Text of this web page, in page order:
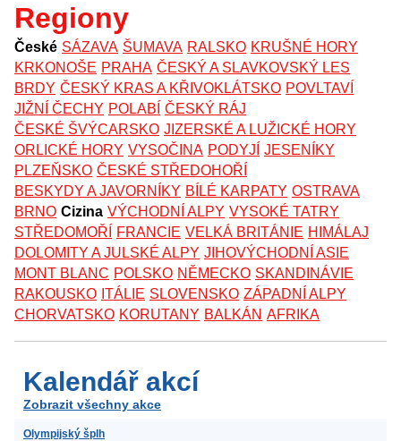
Regiony
České SÁZAVA ŠUMAVA RALSKO KRUŠNÉ HORY
KRKONOŠE PRAHA ČESKÝ A SLAVKOVSKÝ LES
BRDY ČESKÝ KRAS A KŘIVOKLÁTSKO POVLTAVÍ
JIŽNÍ ČECHY POLABÍ ČESKÝ RÁJ
ČESKÉ ŠVÝCARSKO JIZERSKÉ A LUŽICKÉ HORY
ORLICKÉ HORY VYSOČINA PODYJÍ JESENÍKY
PLZEŇSKO ČESKÉ STŘEDOHOŘÍ
BESKYDY A JAVORNÍKY BÍLÉ KARPATY OSTRAVA
BRNO Cizina VÝCHODNÍ ALPY VYSOKÉ TATRY
STŘEDOMOŘÍ
FRANCIE VELKÁ BRITÁNIE HIMÁLAJ
DOLOMITY A JULSKÉ ALPY JIHOVÝCHODNÍ ASIE
MONT BLANC POLSKO NĚMECKO SKANDINÁVIE
RAKOUSKO ITÁLIE SLOVENSKO ZÁPADNÍ ALPY
CHORVATSKO KORUTANY BALKÁN AFRIKA
Kalendář akcí
Zobrazit všechny akce
Olympijský šplh